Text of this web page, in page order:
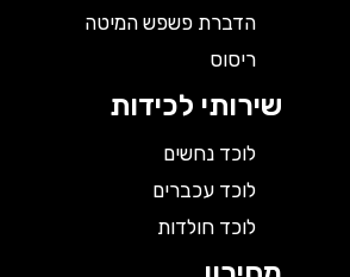
הדברת פשפש המיטה
ריסוס
שירותי לכידות
לוכד נחשים
לוכד עכברים
לוכד חולדות